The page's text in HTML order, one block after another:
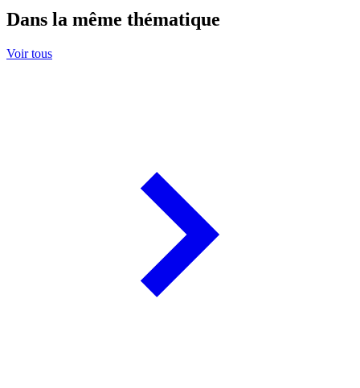
Dans la même thématique
Voir tous